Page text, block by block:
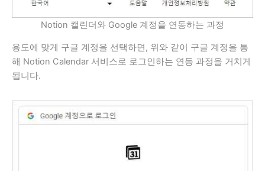
Notion 캘린더와 Google 계정을 연동하는 과정
용도에 맞게 구글 계정을 선택하면, 위와 같이 구글 계정을 통
해 Notion Calendar 서비스로 로그인하는 연동 과정을 거치게
됩니다.